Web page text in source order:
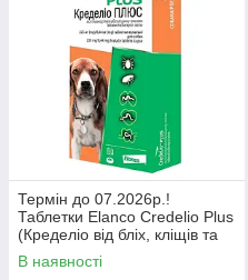
Термін до 07.2026р.!
Таблетки Elanco Credelio Plus
(Кределіо від бліх, кліщів та
глистів для собак вагою
5,5кг-11кг) 1таб
В наявності